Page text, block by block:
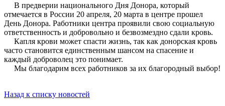
В предверии национального Дня Донора, который
отмечается в России 20 апреля, 20 марта в центре прошел
День Донора. Работники центра проявили свою социальную
ответственность и добровольно и безвозмездно сдали кровь.
Капля крови может спасти жизнь, так как донорская кровь
часто становится единственным шансом на спасение и
каждый доброволец это понимает.
Мы благодарим всех работников за их благородный выбор!
Назад к списку новостей